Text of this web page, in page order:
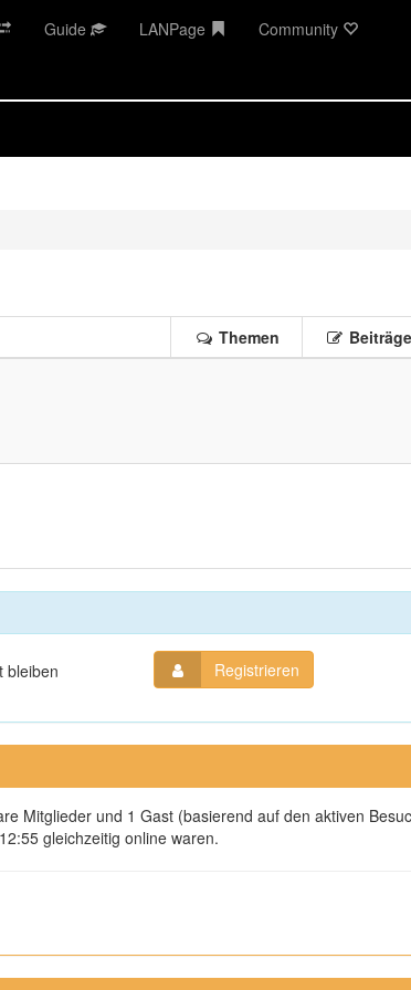
Guide LANPage Community
Themen Beiträge
bleiben Registrieren
Mitglieder und 1 Gast (basierend auf den aktiven
gleichzeitig online waren.